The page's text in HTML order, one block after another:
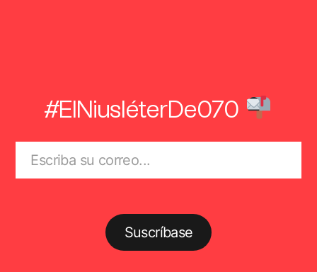
#ElNiusléterDe070
Suscríbase